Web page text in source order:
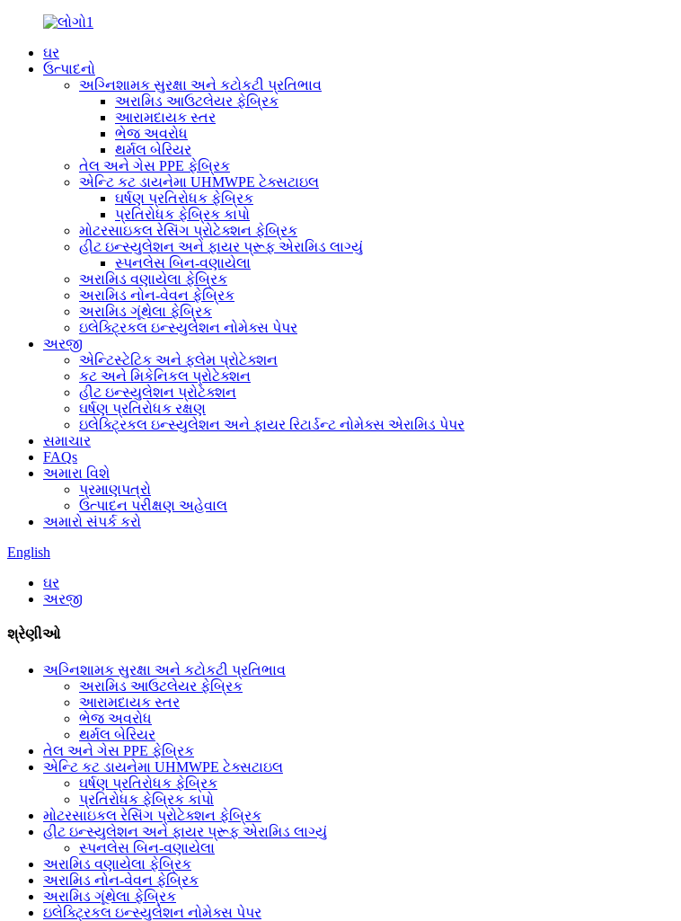
ઘર
ઉત્પાદનો
અગ્નિશામક સુરક્ષા અને કટોકટી પ્રતિભાવ
અરામિડ આઉટલેયર ફેબ્રિક
આરામદાયક સ્તર
ભેજ અવરોધ
થર્મલ બેરિયર
તેલ અને ગેસ PPE ફેબ્રિક
એન્ટિ કટ ડાયનેમા UHMWPE ટેક્સટાઇલ
ઘર્ષણ પ્રતિરોધક ફેબ્રિક
પ્રતિરોધક ફેબ્રિક કાપો
મોટરસાઇકલ રેસિંગ પ્રોટેક્શન ફેબ્રિક
હીટ ઇન્સ્યુલેશન અને ફાયર પ્રૂફ એરામિડ લાગ્યું
સ્પનલેસ બિન-વણાયેલા
અરામિડ વણાયેલા ફેબ્રિક
અરામિડ નોન-વેવન ફેબ્રિક
અરામિડ ગૂંથેલા ફેબ્રિક
ઇલેક્ટ્રિકલ ઇન્સ્યુલેશન નોમેક્સ પેપર
અરજી
એન્ટિસ્ટેટિક અને ફ્લેમ પ્રોટેક્શન
કટ અને મિકેનિકલ પ્રોટેક્શન
હીટ ઇન્સ્યુલેશન પ્રોટેક્શન
ઘર્ષણ પ્રતિરોધક રક્ષણ
ઇલેક્ટ્રિકલ ઇન્સ્યુલેશન અને ફાયર રિટાર્ડન્ટ નોમેક્સ એરામિડ પેપર
સમાચાર
FAQs
અમારા વિશે
પ્રમાણપત્રો
ઉત્પાદન પરીક્ષણ અહેવાલ
અમારો સંપર્ક કરો
English
ઘર
અરજી
શ્રેણીઓ
અગ્નિશામક સુરક્ષા અને કટોકટી પ્રતિભાવ
અરામિડ આઉટલેયર ફેબ્રિક
આરામદાયક સ્તર
ભેજ અવરોધ
થર્મલ બેરિયર
તેલ અને ગેસ PPE ફેબ્રિક
એન્ટિ કટ ડાયનેમા UHMWPE ટેક્સટાઇલ
ઘર્ષણ પ્રતિરોધક ફેબ્રિક
પ્રતિરોધક ફેબ્રિક કાપો
મોટરસાઇકલ રેસિંગ પ્રોટેક્શન ફેબ્રિક
હીટ ઇન્સ્યુલેશન અને ફાયર પ્રૂફ એરામિડ લાગ્યું
સ્પનલેસ બિન-વણાયેલા
અરામિડ વણાયેલા ફેબ્રિક
અરામિડ નોન-વેવન ફેબ્રિક
અરામિડ ગૂંથેલા ફેબ્રિક
ઇલેક્ટ્રિકલ ઇન્સ્યુલેશન નોમેક્સ પેપર